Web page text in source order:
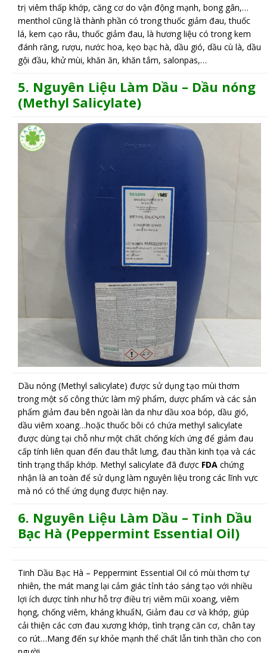
trị viêm thấp khớp, căng cơ do vận động mạnh, bong gân,…
menthol cũng là thành phần có trong thuốc giảm đau, thuốc
lá, kem cạo râu, thuốc giảm đau, là hương liệu có trong kem
đánh răng, rượu, nước hoa, kẹo bạc hà, dầu gió, dầu cù là, dầu
gội đầu, khử mùi, khăn ăn, khăn tắm, salonpas,…
5. Nguyên Liệu Làm Dầu – Dầu nóng
(Methyl Salicylate)
Dầu nóng (Methyl salicylate) được sử dụng tạo mùi thơm
trong một số công thức làm mỹ phẩm, dược phẩm và các sản
phẩm giảm đau bên ngoài làn da như dầu xoa bóp, dầu gió,
dầu viêm xoang…hoặc thuốc bôi có chứa methyl salicylate
được dùng tại chỗ như một chất chống kích ứng để giảm đau
cấp tính liên quan đến đau thắt lưng, đau thần kinh tọa và các
tình trạng thấp khớp. Methyl salicylate đã được FDA chứng
nhận là an toàn để sử dụng làm nguyên liệu trong các lĩnh vực
mà nó có thể ứng dụng được hiện nay.
6. Nguyên Liệu Làm Dầu – Tinh Dầu
Bạc Hà (Peppermint Essential Oil)
Tinh Dầu Bạc Hà – Peppermint Essential Oil có mùi thơm tự
nhiên, the mát mang lại cảm giác tỉnh táo sáng tạo với nhiều
lợi ích dược tính như hỗ trợ điều trị viêm mũi xoang, viêm
họng, chống viêm, kháng khuẩN, Giảm đau cơ và khớp, giúp
cải thiện các cơn đau xương khớp, tình trạng căn cơ, chân tay
co rút…Mang đến sự khỏe mạnh thể chất lẫn tinh thần cho con